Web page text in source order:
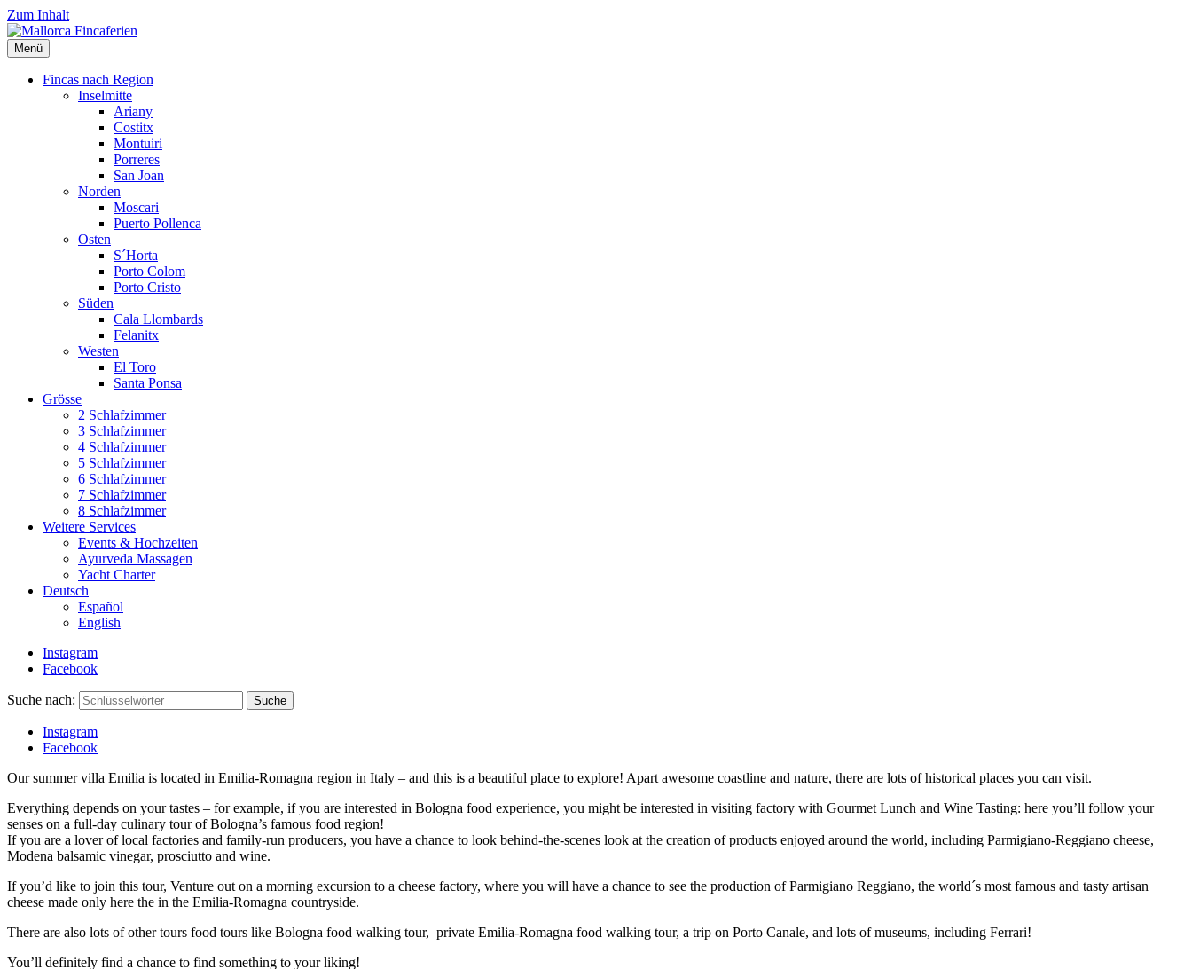
Zum Inhalt
Mallorca
Fincaferien
Fincavermietung
auf Mallorca
Menü
Fincas nach Region
Inselmitte
Ariany
Costitx
Montuiri
Porreres
San Joan
Norden
Moscari
Puerto Pollenca
Osten
S´Horta
Porto Colom
Porto Cristo
Süden
Cala Llombards
Felanitx
Westen
El Toro
Santa Ponsa
Grösse
2 Schlafzimmer
3 Schlafzimmer
4 Schlafzimmer
5 Schlafzimmer
6 Schlafzimmer
7 Schlafzimmer
8 Schlafzimmer
Weitere Services
Events & Hochzeiten
Ayurveda Massagen
Yacht Charter
Deutsch
Español
English
Instagram
Facebook
Suche nach: Suche
Instagram
Facebook
Our summer villa Emilia is located in Emilia-Romagna region in Italy – and this is a beautiful place to explore! Apart awesome coastline and nature, there are lots of historical places you can visit.
Everything depends on your tastes – for example, if you are interested in Bologna food experience, you might be interested in visiting factory with Gourmet Lunch and Wine Tasting: here you’ll follow your
senses on a full-day culinary tour of Bologna’s famous food region!
If you are a lover of local factories and family-run producers, you have a chance to look behind-the-scenes look at the creation of products enjoyed around the world, including Parmigiano-Reggiano cheese,
Modena balsamic vinegar, prosciutto and wine.
If you’d like to join this tour, Venture out on a morning excursion to a cheese factory, where you will have a chance to see the production of Parmigiano Reggiano, the world´s most famous and tasty artisan
cheese made only here the in the Emilia-Romagna countryside.
There are also lots of other tours food tours like Bologna food walking tour, private Emilia-Romagna food walking tour, a trip on Porto Canale, and lots of museums, including Ferrari!
You’ll definitely find a chance to find something to your liking!